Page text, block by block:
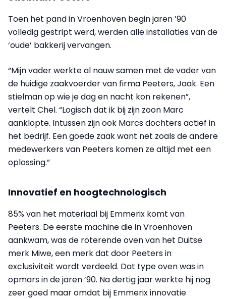
Toen het pand in Vroenhoven begin jaren ’90
volledig gestript werd, werden alle installaties van de
‘oude’ bakkerij vervangen.
“Mijn vader werkte al nauw samen met de vader van
de huidige zaakvoerder van firma Peeters, Jaak. Een
stielman op wie je dag en nacht kon rekenen”,
vertelt Chel. “Logisch dat ik bij zijn zoon Marc
aanklopte. Intussen zijn ook Marcs dochters actief in
het bedrijf. Een goede zaak want net zoals de andere
medewerkers van Peeters komen ze altijd met een
oplossing.”
Innovatief en hoogtechnologisch
85% van het materiaal bij Emmerix komt van
Peeters. De eerste machine die in Vroenhoven
aankwam, was de roterende oven van het Duitse
merk Miwe, een merk dat door Peeters in
exclusiviteit wordt verdeeld. Dat type oven was in
opmars in de jaren ’90. Na dertig jaar werkte hij nog
zeer goed maar omdat bij Emmerix innovatie